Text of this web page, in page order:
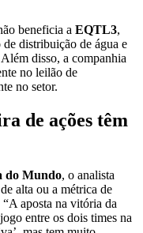
beneficia a EQTL3,
distribuição de água e
disso, a companhia
no leilão de
no setor.
de ações têm
do Mundo, o analista
alta ou a métrica de
aposta na vitória da
entre os dois times na